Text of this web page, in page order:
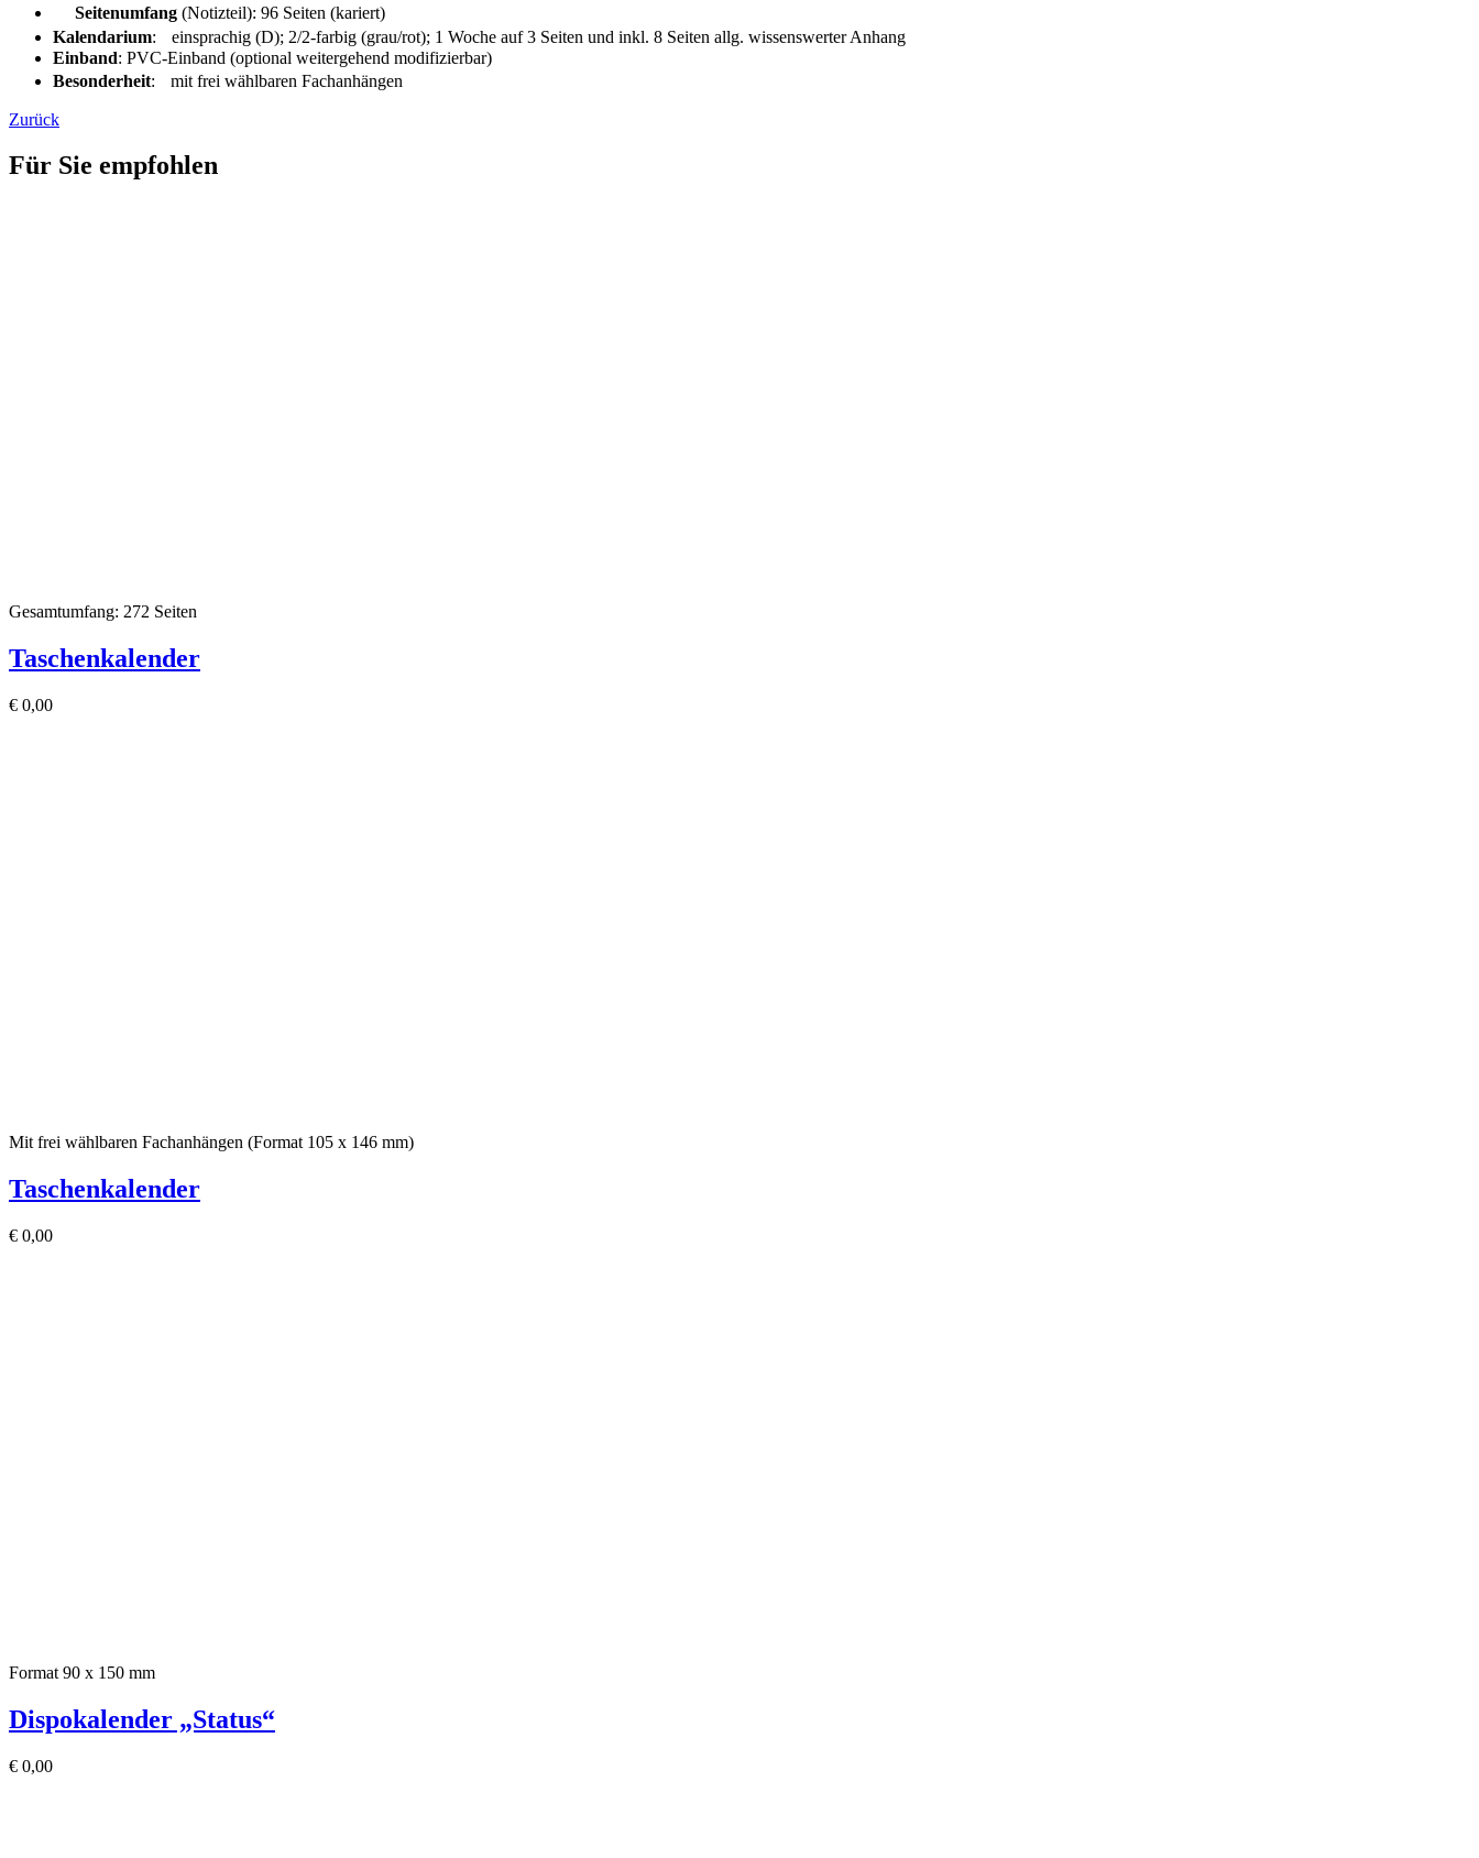
Seitenumfang (Notizteil): 96 Seiten (kariert)
Kalendarium: einsprachig (D); 2/2-farbig (grau/rot); 1 Woche auf 3 Seiten und inkl. 8 Seiten allg. wissenswerter Anhang
Einband: PVC-Einband (optional weitergehend modifizierbar)
Besonderheit: mit frei wählbaren Fachanhängen
Zurück
Für Sie empfohlen
Gesamtumfang: 272 Seiten
Taschenkalender
€ 0,00
Mit frei wählbaren Fachanhängen (Format 105 x 146 mm)
Taschenkalender
€ 0,00
Format 90 x 150 mm
Dispokalender „Status“
€ 0,00